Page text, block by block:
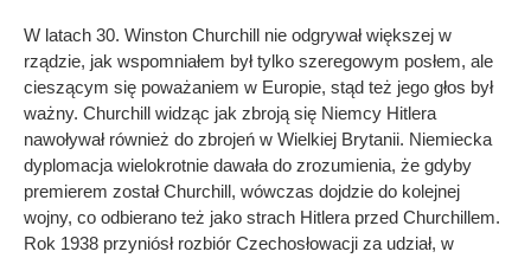
W latach 30. Winston Churchill nie odgrywał większej w
rządzie, jak wspomniałem był tylko szeregowym posłem, ale
cieszącym się poważaniem w Europie, stąd też jego głos był
ważny. Churchill widząc jak zbroją się Niemcy Hitlera
nawoływał również do zbrojeń w Wielkiej Brytanii. Niemiecka
dyplomacja wielokrotnie dawała do zrozumienia, że gdyby
premierem został Churchill, wówczas dojdzie do kolejnej
wojny, co odbierano też jako strach Hitlera przed Churchillem.
Rok 1938 przyniósł rozbiór Czechosłowacji za udział, w